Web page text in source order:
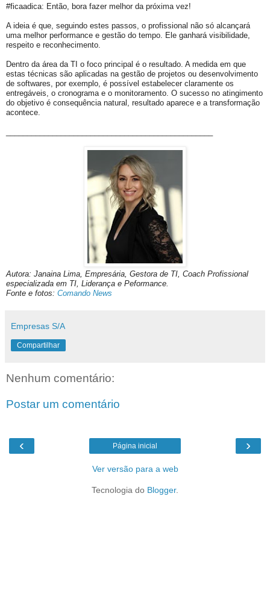
#ficaadica: Então, bora fazer melhor da próxima vez!
A ideia é que, seguindo estes passos, o profissional não só alcançará
uma melhor performance e gestão do tempo. Ele ganhará visibilidade,
respeito e reconhecimento.
Dentro da área da TI o foco principal é o resultado. A medida em que
estas técnicas são aplicadas na gestão de projetos ou desenvolvimento
de softwares, por exemplo, é possível estabelecer claramente os
entregáveis, o cronograma e o monitoramento. O sucesso no atingimento
do objetivo é consequência natural, resultado aparece e a transformação
acontece.
Autora: Janaina Lima, Empresária, Gestora de TI, Coach Profissional
especializada em TI, Liderança e Peformance.
Fonte e fotos: Comando News
Empresas S/A
Compartilhar
Nenhum comentário:
Postar um comentário
‹ ›
Página inicial
Ver versão para a web
Tecnologia do Blogger.